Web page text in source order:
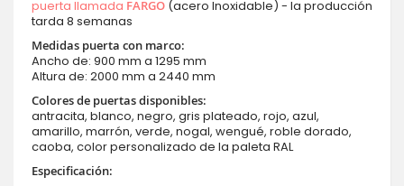
puerta llamada FARGO (acero Inoxidable) - la producción
tarda 8 semanas
Medidas puerta con marco:
Ancho de: 900 mm a 1295 mm
Altura de: 2000 mm a 2440 mm
Colores de puertas disponibles:
antracita, blanco, negro, gris plateado, rojo, azul,
amarillo, marrón, verde, nogal, wengué, roble dorado,
caoba, color personalizado de la paleta RAL
Especificación: